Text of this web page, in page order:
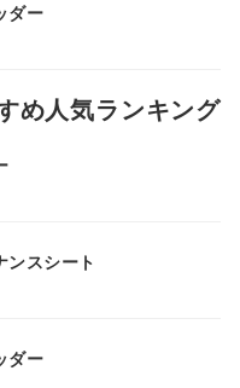
ダー
め人気ランキング
ンスシート
ダー